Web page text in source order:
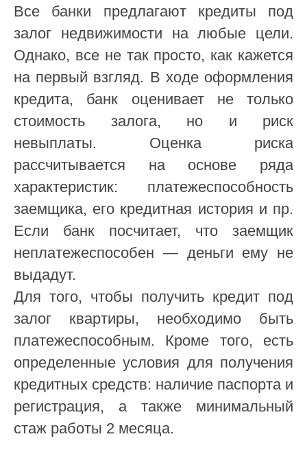
Все банки предлагают кредиты под
залог недвижимости на любые цели.
Однако, все не так просто, как кажется
на первый взгляд. В ходе оформления
кредита, банк оценивает не только
стоимость залога, но и риск
невыплаты. Оценка риска
рассчитывается на основе ряда
характеристик: платежеспособность
заемщика, его кредитная история и пр.
Если банк посчитает, что заемщик
неплатежеспособен — деньги ему не
выдадут.
Для того, чтобы получить кредит под
залог квартиры, необходимо быть
платежеспособным. Кроме того, есть
определенные условия для получения
кредитных средств: наличие паспорта и
регистрация, а также минимальный
стаж работы 2 месяца.